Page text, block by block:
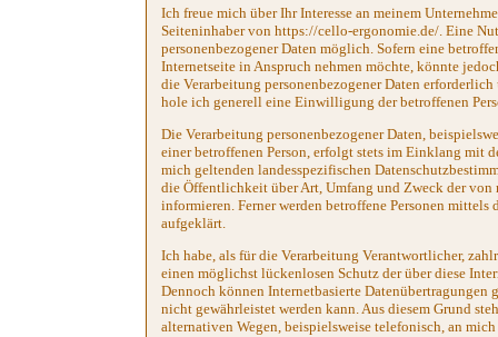
Ich freue mich über Ihr Interesse an meinem
Seiteninhaber von https://cello-ergonomie.de/. Eine
personenbezogener Daten möglich. Sofern eine
Internetseite in Anspruch nehmen möchte, könnte
die Verarbeitung personenbezogener Daten
hole ich generell eine Einwilligung der betroffenen
Die Verarbeitung personenbezogener Daten,
einer betroffenen Person, erfolgt stets im Einklang mit
mich geltenden landesspezifischen
die Öffentlichkeit über Art, Umfang und Zweck der von
informieren. Ferner werden betroffene Personen
aufgeklärt.
Ich habe, als für die Verarbeitung Verantwortlicher,
einen möglichst lückenlosen Schutz der über diese
Dennoch können Internetbasierte Datenübertragungen
nicht gewährleistet werden kann. Aus diesem Grund
alternativen Wegen, beispielsweise telefonisch, an